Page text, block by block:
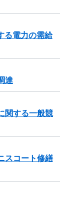
る電力の需給
達
関する一般競
スコート修繕